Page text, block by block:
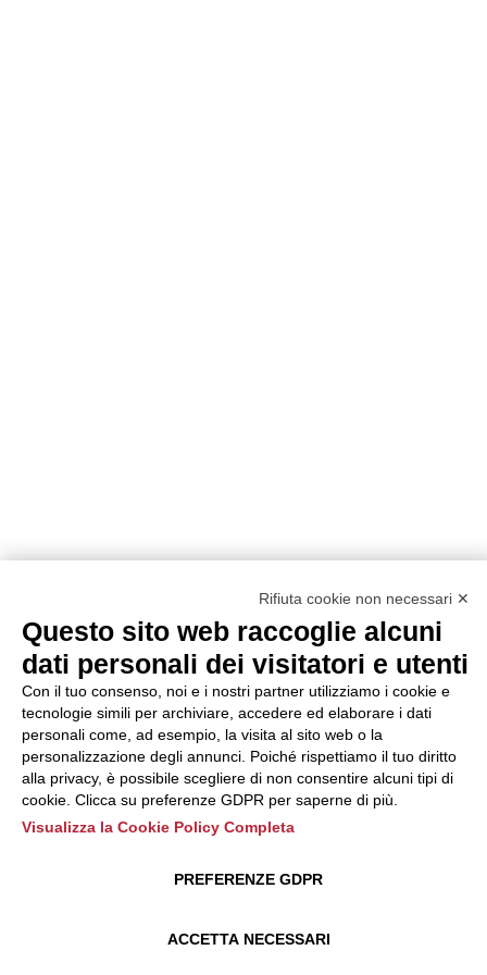
Rifiuta cookie non necessari ✕
Questo sito web raccoglie alcuni
dati personali dei visitatori e utenti
Con il tuo consenso, noi e i nostri partner utilizziamo i cookie e
tecnologie simili per archiviare, accedere ed elaborare i dati
personali come, ad esempio, la visita al sito web o la
personalizzazione degli annunci. Poiché rispettiamo il tuo diritto
alla privacy, è possibile scegliere di non consentire alcuni tipi di
cookie. Clicca su preferenze GDPR per saperne di più.
Visualizza la Cookie Policy Completa
ACCETTA NECESSARI
PREFERENZE GDPR